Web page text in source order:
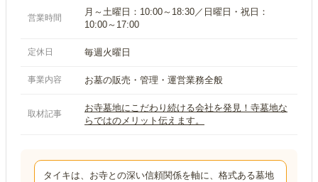
営業時間
月～土曜日：10:00～18:30／日曜日・祝日：
10:00～17:00
定休日 毎週火曜日
事業内容 お墓の販売・管理・運営業務全般
取材記事
お寺墓地にこだわり続ける会社を発見！寺墓地な
らではのメリット伝えます。
タイキは、お寺との深い信頼関係を軸に、格式ある墓地